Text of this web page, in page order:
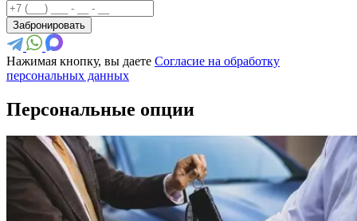
Забронировать
Нажимая кнопку, вы даете Согласие на обработку
персональных данных
Персональные опции